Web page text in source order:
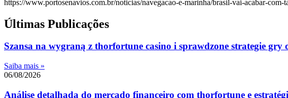
https://www.portosenavios.com.br/noticias/navegacao-e-marinha/brasil-vai-acabar-com-
Últimas Publicações
Szansa na wygraną z thorfortune casino i sprawdzone strategie gry
Saiba mais »
06/08/2026
Análise detalhada do mercado financeiro com thorfortune e